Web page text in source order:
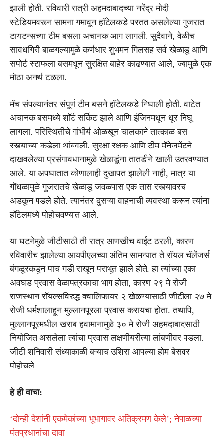
झाली होती. रविवारी रात्री अहमदाबादच्या नरेंद्र मोदी
स्टेडियमवरून सामना गमावून हॉटेलकडे परतत असलेल्या गुजरात
टायटन्सच्या टीम बसला अचानक आग लागली. सुदैवाने, वेळीच
सावधगिरी बाळगल्यामुळे कर्णधार शुभमन गिलसह सर्व खेळाडू आणि
सपोर्ट स्टाफला बसमधून सुरक्षित बाहेर काढण्यात आले, ज्यामुळे एक
मोठा अनर्थ टळला.
मॅच संपल्यानंतर संपूर्ण टीम बसने हॉटेलकडे निघाली होती. वाटेत
अचानक बसमध्ये शॉर्ट सर्किट झाले आणि इंजिनमधून धूर निघू
लागला. परिस्थितीचे गांभीर्य ओळखून चालकाने तात्काळ बस
रस्त्याच्या कडेला थांबवली. सुरक्षा रक्षक आणि टीम मॅनेजमेंटने
दाखवलेल्या प्रसंगावधानामुळे खेळाडूंना तातडीने खाली उतरवण्यात
आले. या अपघातात कोणालाही दुखापत झालेली नाही, मात्र या
गोंधळामुळे गुजरातचे खेळाडू जवळपास एक तास रस्त्यावरच
अडकून पडले होते. त्यानंतर दुसऱ्या वाहनाची व्यवस्था करून त्यांना
हॉटेलमध्ये पोहोचवण्यात आले.
या घटनेमुळे जीटीसाठी ती रात्र आणखीच वाईट ठरली, कारण
रविवारीच झालेल्या आयपीएलच्या अंतिम सामन्यात ते रॉयल चॅलेंजर्स
बंगळूरकडून पाच गडी राखून पराभूत झाले होते. हा त्यांच्या एका
अवघड प्रवास वेळापत्रकाचा भाग होता, कारण २९ मे रोजी
राजस्थान रॉयल्सविरुद्ध क्वालिफायर २ खेळण्यासाठी जीटीला २७ मे
रोजी धर्मशालाहून मुल्लानपूरला प्रवास करायचा होता. तथापि,
मुल्लानपूरमधील खराब हवामानामुळे ३० मे रोजी अहमदाबादसाठी
नियोजित असलेला त्यांचा प्रवास लक्षणीयरीत्या लांबणीवर पडला.
जीटी शनिवारी संध्याकाळी बऱ्याच उशिरा आपल्या होम बेसवर
पोहोचले.
हे ही वाचा:
‘दोन्ही देशांनी एकमेकांच्या भूभागावर अतिक्रमण केले’; नेपाळच्या
पंतप्रधानांचा दावा